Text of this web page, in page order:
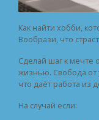
Как найти хобби,
Вообрази, что
Сделай шаг к мечте
жизнью. Свобода от
что даёт работа из
На случай если: